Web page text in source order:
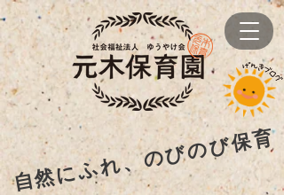
自然にふれ、のびのび保育